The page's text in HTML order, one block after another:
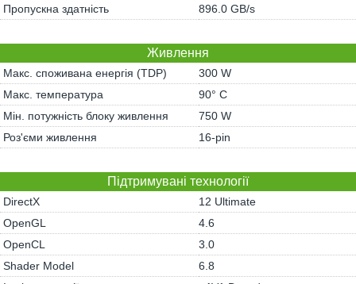
Пропускна здатність
896.0 GB/s
Живлення
Макс. споживана енергія (TDP)
300 W
Макс. температура
90° C
Мін. потужність блоку живлення
750 W
Роз'єми живлення
16-pin
Підтримувані технології
DirectX
12 Ultimate
OpenGL
4.6
OpenCL
3.0
Shader Model
6.8